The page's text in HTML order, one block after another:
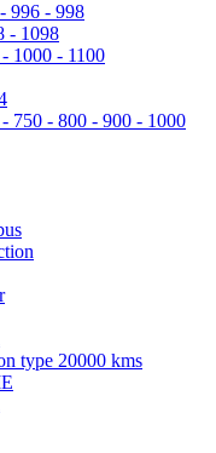
996 - 998
- 1098
1000 - 1100
750 - 800 - 900 - 1000
type 20000 kms